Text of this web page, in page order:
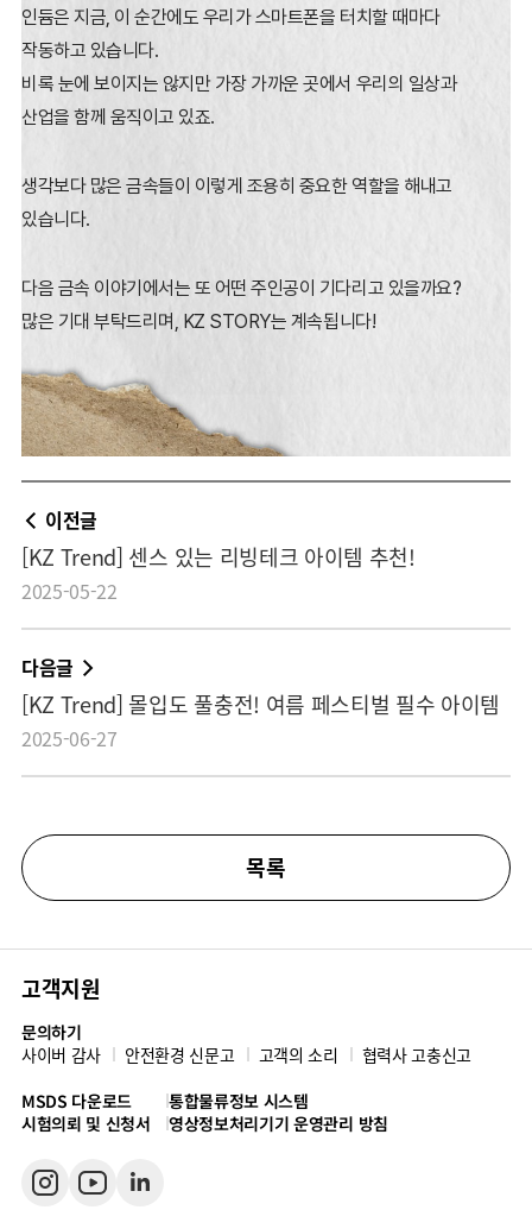
인듐은 지금, 이 순간에도 우리가 스마트폰을 터치할 때마다
작동하고 있습니다.
비록 눈에 보이지는 않지만 가장 가까운 곳에서 우리의 일상과
산업을 함께 움직이고 있죠.
생각보다 많은 금속들이 이렇게 조용히 중요한 역할을 해내고
있습니다.
다음 금속 이야기에서는 또 어떤 주인공이 기다리고 있을까요?
많은 기대 부탁드리며, KZ STORY는 계속됩니다!
이전글
[KZ Trend] 센스 있는 리빙테크 아이템 추천!
2025-05-22
다음글
[KZ Trend] 몰입도 풀충전! 여름 페스티벌 필수 아이템
2025-06-27
목록
고객지원
문의하기
사이버 감사
안전환경 신문고 고객의 소리
협력사 고충신고
MSDS 다운로드
시험의뢰 및 신청서
통합물류정보 시스템
영상정보처리기기 운영관리 방침